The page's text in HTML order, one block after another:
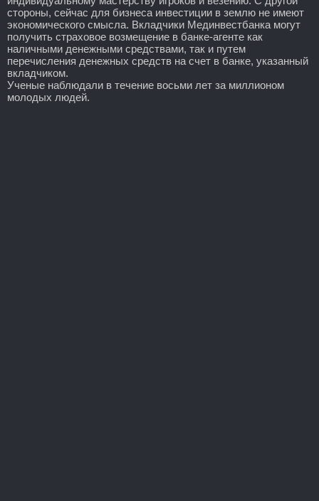
стороны, сейчас для бизнеса инвестиции в землю не имеют
экономического смысла. Вкладчики Мединвестбанка могут
получить страховое возмещение в банке-агенте как
наличными денежными средствами, так и путем
перечисления денежных средств на счет в банке, указанный
вкладчиком.
Ученые наблюдали в течение восьми лет за миллионом
молодых людей.